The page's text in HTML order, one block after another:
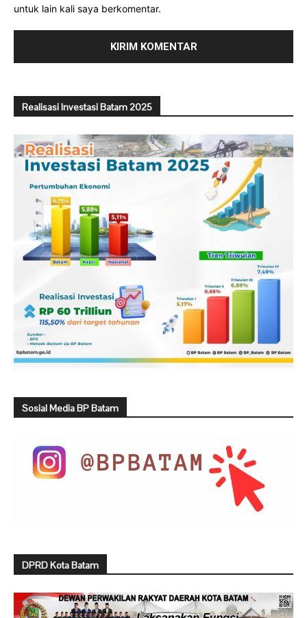
untuk lain kali saya berkomentar.
Realisasi Investasi Batam 2025
Sosial Media BP Batam
DPRD Kota Batam